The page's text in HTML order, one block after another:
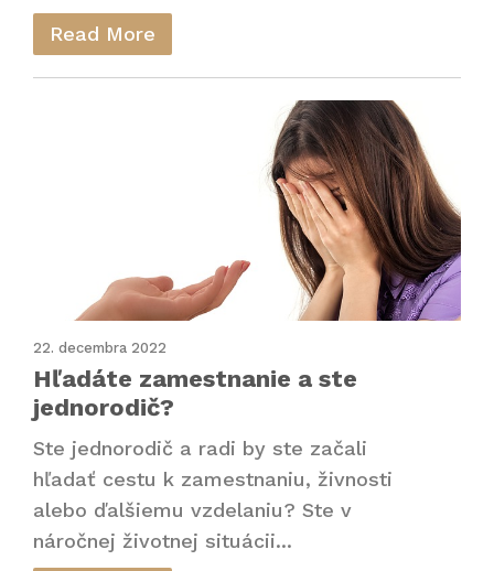
Read More
22. decembra 2022
Hľadáte zamestnanie a ste
jednorodič?
Ste jednorodič a radi by ste začali
hľadať cestu k zamestnaniu, živnosti
alebo ďalšiemu vzdelaniu? Ste v
náročnej životnej situácii...